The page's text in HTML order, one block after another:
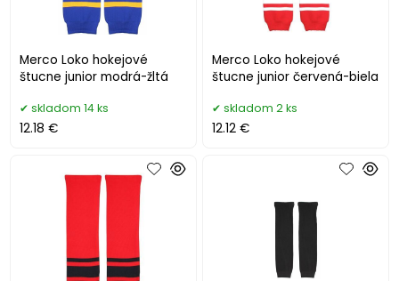
Merco Loko hokejové
štucne junior modrá-žltá
skladom 14 ks
12.18 €
Merco Loko hokejové
štucne junior červená-biela
skladom 2 ks
12.12 €